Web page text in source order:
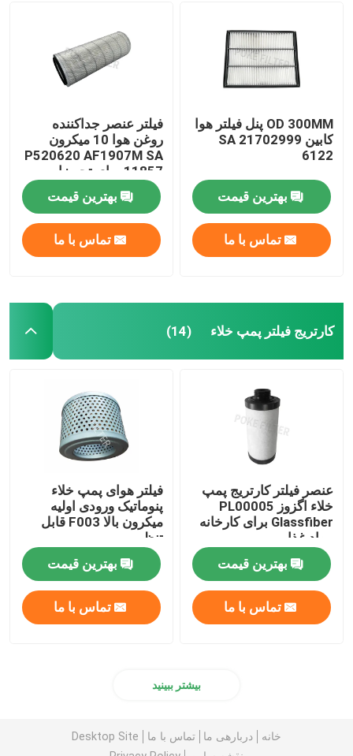
OD 300MM پنل فیلتر هوا
کابین 21702999 SA
6122
بهترین قیمت
تماس با ما
فیلتر عنصر جداکننده
روغن هوا 10 میکرون
P520620 AF1907M SA
11857 ​​برای تجهیزات
حفاری
بهترین قیمت
تماس با ما
کارتریج فیلتر پمپ خلاء (14)
عنصر فیلتر کارتریج پمپ
خلاء اگزوز PL00005
Glassfiber برای کارخانه
مواد غذایی
بهترین قیمت
تماس با ما
فیلتر هوای پمپ خلاء
پنوماتیک ورودی اولیه
میکرون بالا F003 قابل
تنظیم
بهترین قیمت
تماس با ما
بیشتر ببینید
خانه دربارهی ما تماس با ما
Desktop Site